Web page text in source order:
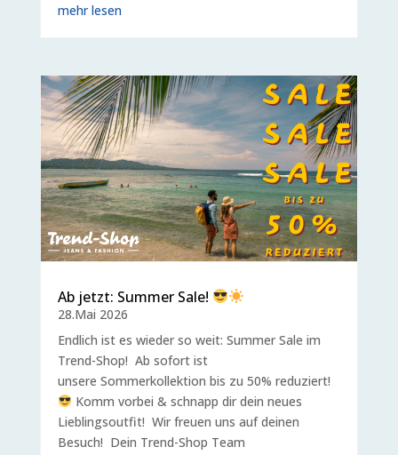
mehr lesen
Ab jetzt: Summer Sale!
28.Mai 2026
Endlich ist es wieder so weit: Summer Sale im
Trend-Shop! Ab sofort ist
unsere Sommerkollektion bis zu 50% reduziert!
Komm vorbei & schnapp dir dein neues
Lieblingsoutfit! Wir freuen uns auf deinen
Besuch! Dein Trend-Shop Team